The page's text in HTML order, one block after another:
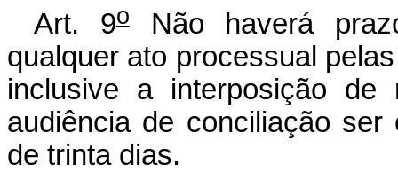
Art. 9oNão haverá
qualquer ato processual
inclusive a interposição de
audiência de conciliação
de trinta dias.